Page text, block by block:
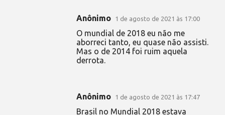
Anônimo 1 de agosto de 2021 às 17:00
O mundial de 2018 eu não me
aborreci tanto, eu quase não assisti.
Mas o de 2014 foi ruim aquela
derrota.
Anônimo 1 de agosto de 2021 às 17:47
Brasil no Mundial 2018 estava